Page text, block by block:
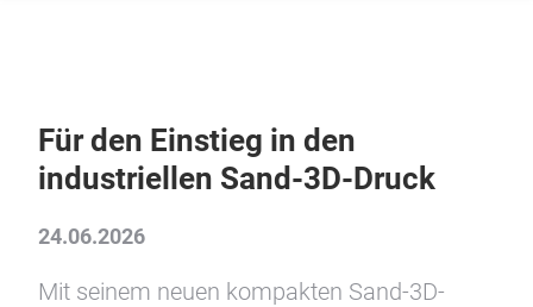
Für den Einstieg in den
industriellen Sand-3D-Druck
24.06.2026
Mit seinem neuen kompakten Sand-3D-